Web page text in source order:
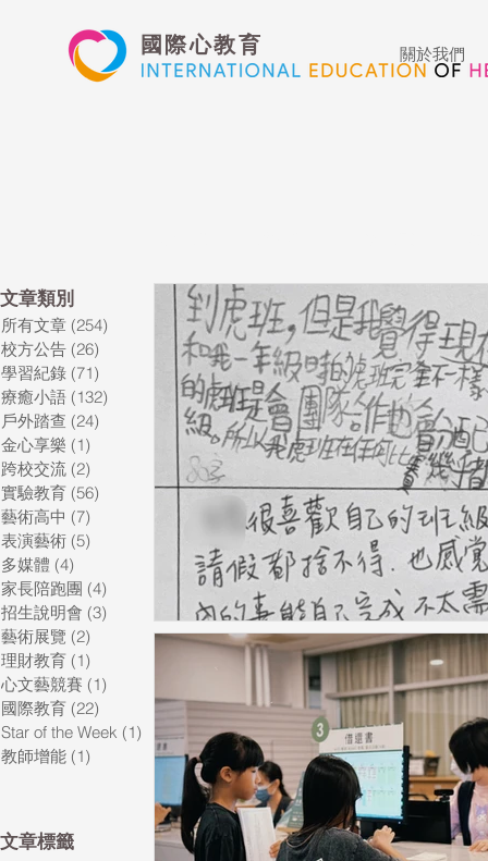
國際心教育 關於我們
​文章類別
所有文章 (254) 254 篇文章
校方公告 (26)
學習紀錄 (71)
療癒小語 (132) 132 篇文章
戶外踏查 (24)
金心享樂 (1)
跨校交流 (2)
實驗教育 (56) 56 篇文章
藝術高中 (7)
表演藝術 (5)
多媒體 (4)
家長陪跑團 (4)
招生說明會 (3)
藝術展覽 (2)
理財教育 (1)
心文藝競賽 (1)
國際教育 (22) 22 篇文章
Star of the Week (1) 1 篇文章
教師增能 (1)
​文章標籤
藝術高中 表演藝術 多媒體
心文藝競賽 國際教育 Star of